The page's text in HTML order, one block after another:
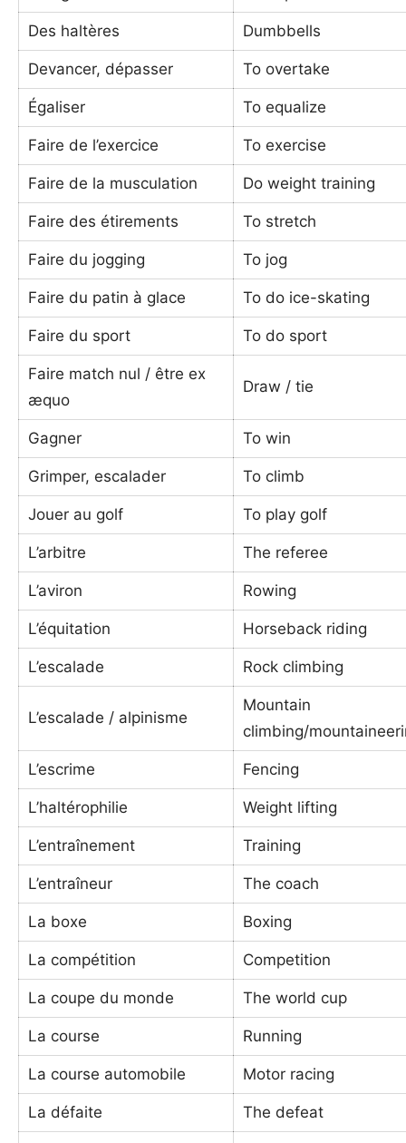
Des haltères Dumbbells
Devancer, dépasser To overtake
Égaliser To equalize
Faire de l’exercice To exercise
Faire de la musculation Do weight training
Faire des étirements To stretch
Faire du jogging To jog
Faire du patin à glace To do ice-skating
Faire du sport To do sport
Faire match nul / être ex
æquo
Draw / tie
Gagner To win
Grimper, escalader To climb
Jouer au golf To play golf
L’arbitre The referee
L’aviron Rowing
L’équitation Horseback riding
L’escalade Rock climbing
L’escalade / alpinisme
Mountain
climbing/
L’escrime Fencing
L’haltérophilie Weight lifting
L’entraînement Training
L’entraîneur The coach
La boxe Boxing
La compétition Competition
La coupe du monde The world cup
La course Running
La course automobile Motor racing
La défaite The defeat